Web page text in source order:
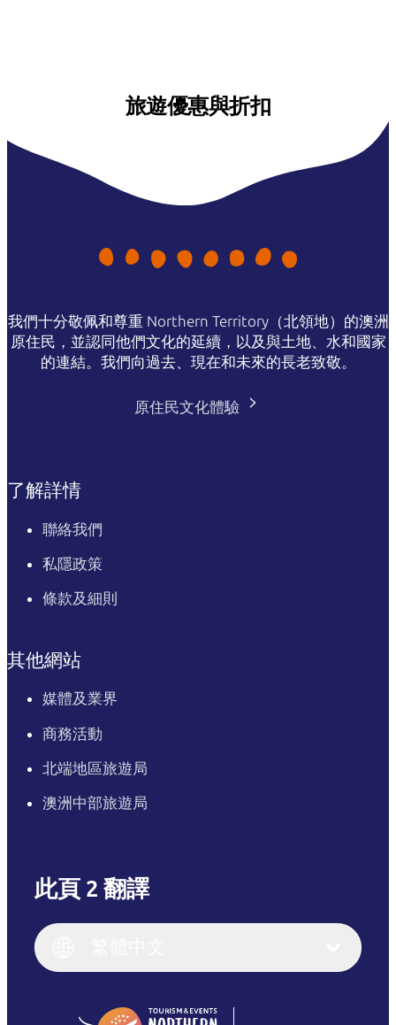
旅遊優惠與折扣
我們十分敬佩和尊重 Northern Territory（北領地）的澳洲
原住民，並認同他們文化的延續，以及與土地、水和國家
的連結。我們向過去、現在和未來的長老致敬。
原住民文化體驗
了解詳情
聯絡我們
私隱政策
條款及細則
其他網站
媒體及業界
商務活動
北端地區旅遊局
澳洲中部旅遊局
此頁 2 翻譯
English (US)
English